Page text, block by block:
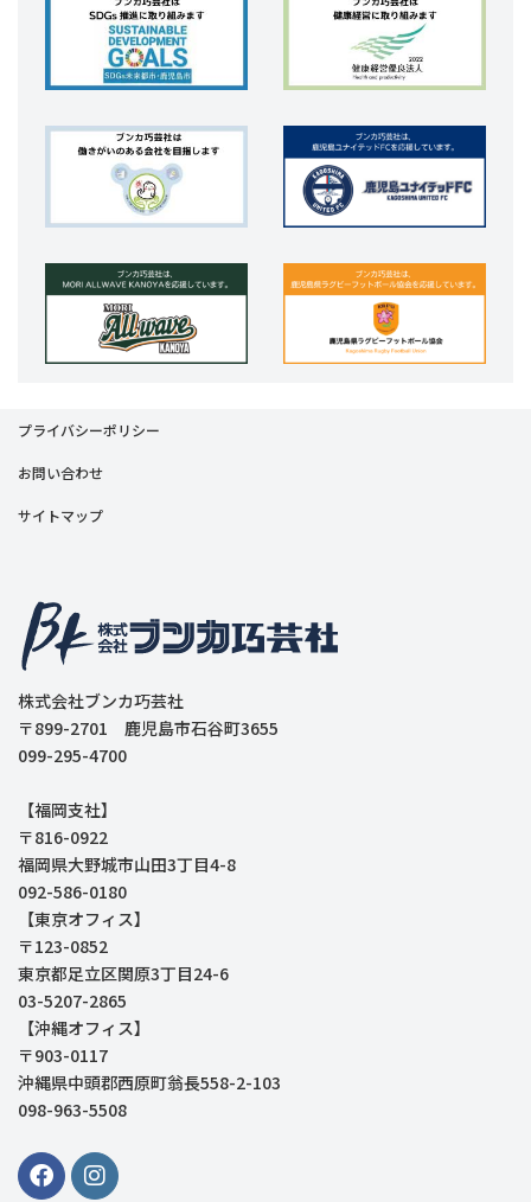
プライバシーポリシー
お問い合わせ
サイトマップ
株式会社ブンカ巧芸社
〒899-2701 鹿児島市石谷町3655
099-295-4700
【福岡支社】
〒816-0922
福岡県大野城市山田3丁目4-8
092-586-0180
【東京オフィス】
〒123-0852
東京都足立区関原3丁目24-6
03-5207-2865
【沖縄オフィス】
〒903-0117
沖縄県中頭郡西原町翁長558-2-103
098-963-5508